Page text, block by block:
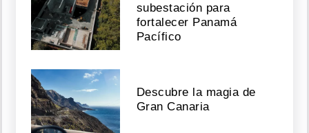
subestación para
fortalecer Panamá
Pacífico
Descubre la magia de
Gran Canaria